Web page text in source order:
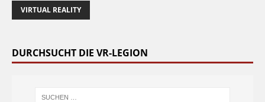
VIRTUAL REALITY
DURCHSUCHT DIE VR-LEGION